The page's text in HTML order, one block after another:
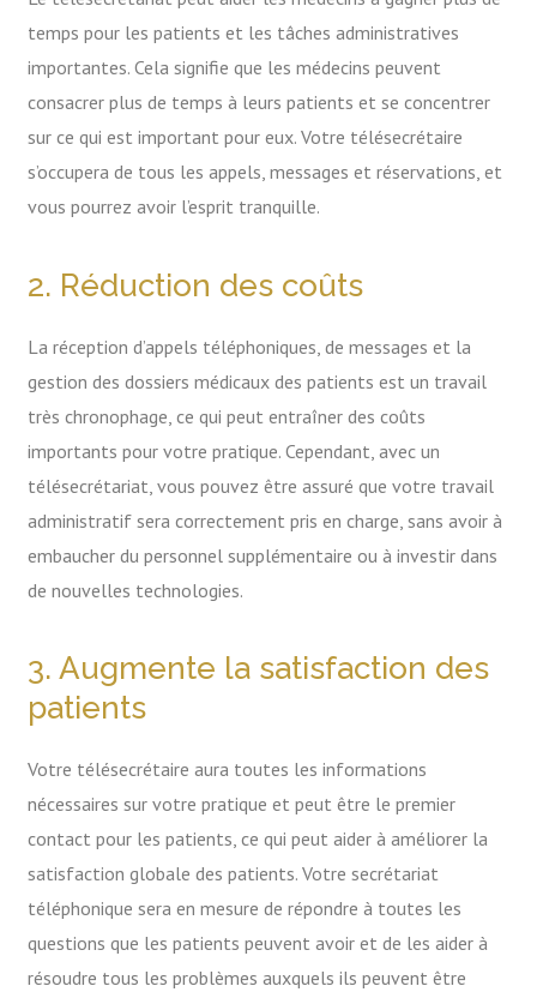
temps pour les patients et les tâches administratives
importantes. Cela signifie que les médecins peuvent
consacrer plus de temps à leurs patients et se concentrer
sur ce qui est important pour eux. Votre télésecrétaire
s’occupera de tous les appels, messages et réservations, et
vous pourrez avoir l’esprit tranquille.
2. Réduction des coûts
La réception d’appels téléphoniques, de messages et la
gestion des dossiers médicaux des patients est un travail
très chronophage, ce qui peut entraîner des coûts
importants pour votre pratique. Cependant, avec un
télésecrétariat, vous pouvez être assuré que votre travail
administratif sera correctement pris en charge, sans avoir à
embaucher du personnel supplémentaire ou à investir dans
de nouvelles technologies.
3. Augmente la satisfaction des
patients
Votre télésecrétaire aura toutes les informations
nécessaires sur votre pratique et peut être le premier
contact pour les patients, ce qui peut aider à améliorer la
satisfaction globale des patients. Votre secrétariat
téléphonique sera en mesure de répondre à toutes les
questions que les patients peuvent avoir et de les aider à
résoudre tous les problèmes auxquels ils peuvent être